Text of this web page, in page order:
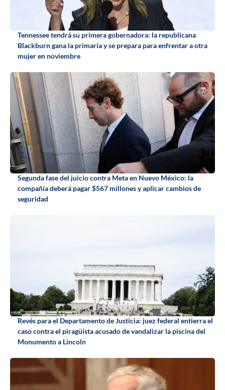
Tennessee tendrá su primera gobernadora: la republicana
Blackburn gana la primaria y se prepara para enfrentar a otra
mujer en noviembre
Segunda fase del juicio contra Meta en Nuevo México: la
compañía deberá pagar $567 millones y aplicar cambios de
seguridad
Revés para el Departamento de Justicia: juez federal entierra el
caso contra el piragüista acusado de vandalizar la piscina del
Monumento a Lincoln